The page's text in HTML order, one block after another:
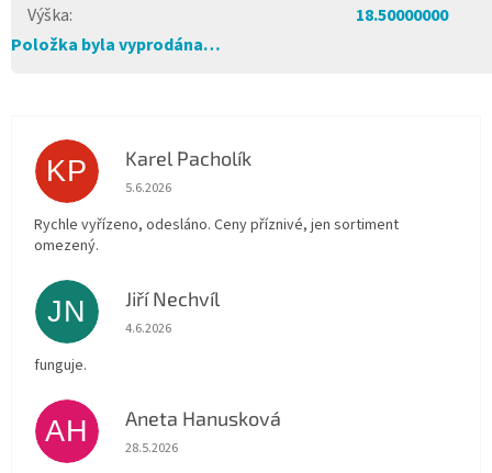
Výška:
18.50000000
Položka byla vyprodána…
KP Karel Pacholík
Hodnocení obchodu je 4 z 5 hvězdiček.
5.6.2026
Rychle vyřízeno, odesláno. Ceny příznivé, jen sortiment
omezený.
JN Jiří Nechvíl
Hodnocení obchodu je 5 z 5 hvězdiček.
4.6.2026
funguje.
AH Aneta Hanusková
Hodnocení obchodu je 5 z 5 hvězdiček.
28.5.2026